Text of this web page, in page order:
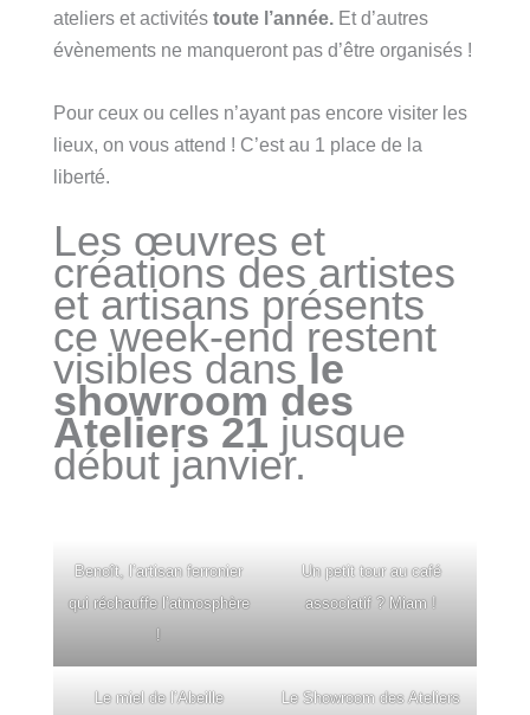
ateliers et activités toute l’année.Et d’autres
évènements ne manqueront pas d’être organisés !
Pour ceux ou celles n’ayant pas encore visiter les
lieux, on vous attend ! C’est au 1 place de la
liberté.
Les œuvres et
créations des artistes
et artisans présents
ce week-end restent
visibles dans le
showroom des
Ateliers 21 jusque
début janvier.
Benoît, l’artisan ferronier
qui réchauffe l’atmosphère
!
Un petit tour au café
associatif ? Miam !
Le miel de l’Abeille
Le Showroom des Ateliers